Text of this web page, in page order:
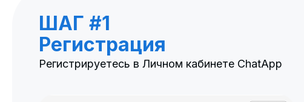
ШАГ #1
Регистрация
Регистрируетесь в Личном кабинете ChatApp